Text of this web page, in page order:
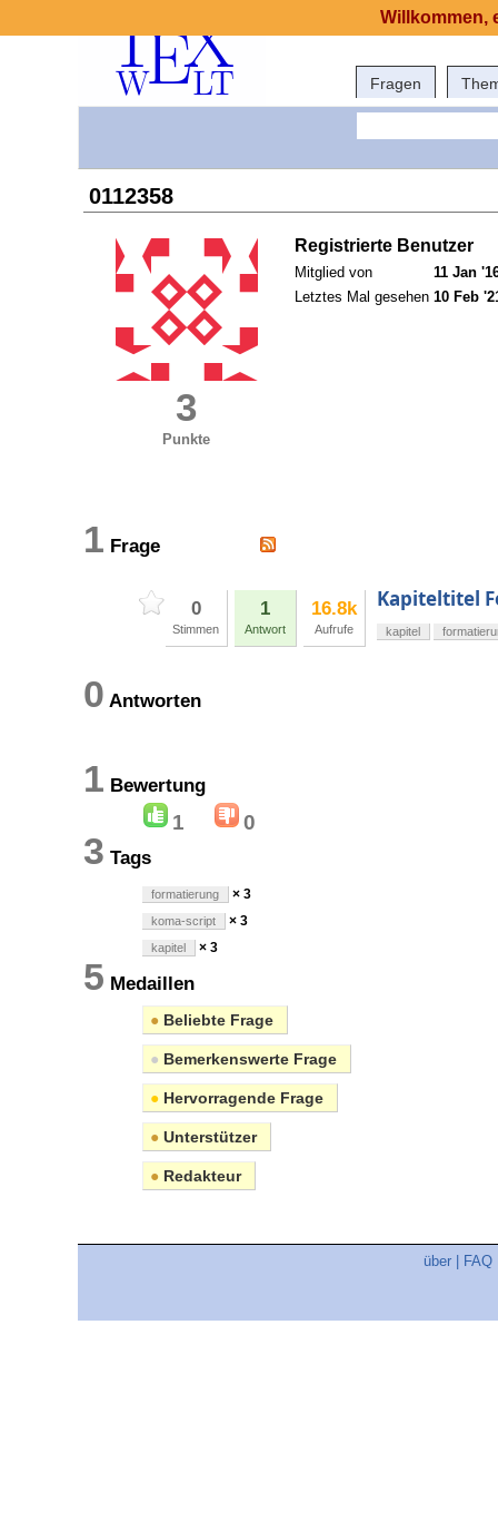
Fragen
0112358
3
Punkte
Registrierte Benutzer
Mitglied von
11 Jan
Letztes Mal gesehen 10 Feb
1 Frage
0
Stimmen
1
Antwort
16.8k
Aufrufe
Kapiteltitel
kapitel
0 Antworten
1 Bewertung
1 0
3 Tags
formatierung × 3
koma-script × 3
kapitel × 3
5 Medaillen
● Beliebte Frage
● Bemerkenswerte Frage
● Hervorragende Frage
● Unterstützer
● Redakteur
über FAQ
Willkommen,